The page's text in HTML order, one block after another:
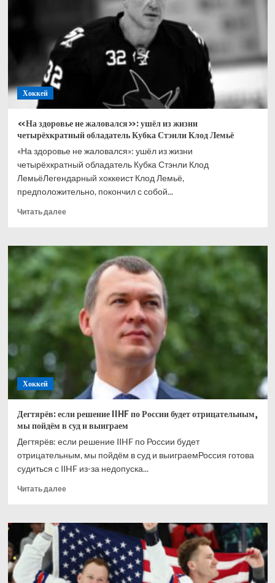
«Питтсбурге»,
чтобы
стать
Хоккей
«На здоровье не жаловался»: ушёл из жизни
четырёхкратный обладатель Кубка Стэнли Клод Лемьё
«На здоровье не жаловался»: ушёл из жизни
четырёхкратный обладатель Кубка Стэнли Клод
ЛемьёЛегендарный хоккеист Клод Лемьё,
предположительно, покончил с собой...
Читать далееПрочитать
«На
здоровье
не
жаловался»:
ушёл
жизни
четырёхкратный
обладатель
Стэнли
Лемьё
Хоккей
Дегтярёв: если решение IIHF по России будет отрицательным,
мы пойдём в суд и выиграем
Дегтярёв: если решение IIHF по России будет
отрицательным, мы пойдём в суд и выиграемРоссия готова
судиться с IIHF из-за недопуска...
Читать далееПрочитать
Дегтярёв:
если
решение
IIHF
по
России